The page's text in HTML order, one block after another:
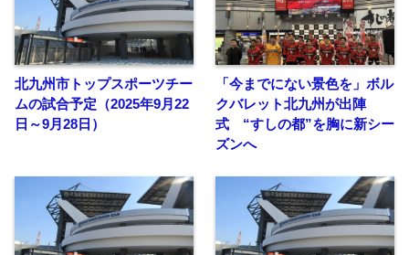
北九州市トップスポーツチー
ムの試合予定（2025年9月22
日～9月28日）
「今までにない景色を」ボル
クバレット北九州が出陣
式 “すしの都”を胸に新シー
ズンへ